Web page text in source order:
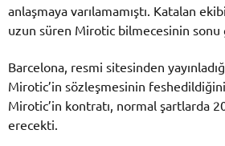
anlaşmaya varılamamıştı. Katalan
uzun süren Mirotic bilmecesinin sonu
Barcelona, resmi sitesinden
Mirotic’in sözleşmesinin feshedildiğini
Mirotic’in kontratı, normal şartlarda
erecekti.